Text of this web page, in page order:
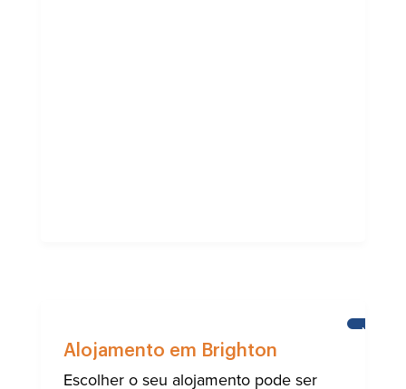
Alojamento em Brighton
Escolher o seu alojamento pode ser